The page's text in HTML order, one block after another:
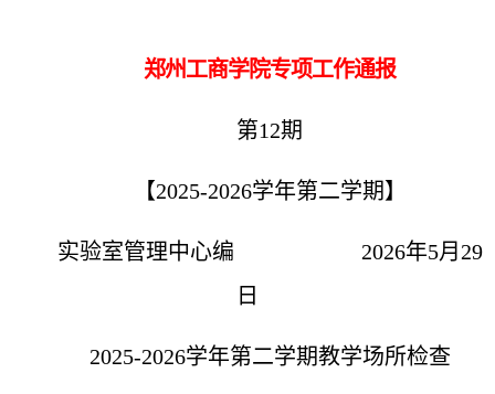
郑州工商学院专项工作通报
第12期
【2025-2026学年第二学期】
实验室管理中心编 2026年5月29
日
2025-2026学年第二学期教学场所检查